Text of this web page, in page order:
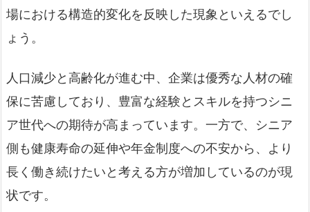
場における構造的変化を反映した現象といえるでし
ょう。
人口減少と高齢化が進む中、企業は優秀な人材の確
保に苦慮しており、豊富な経験とスキルを持つシニ
ア世代への期待が高まっています。一方で、シニア
側も健康寿命の延伸や年金制度への不安から、より
長く働き続けたいと考える方が増加しているのが現
状です。